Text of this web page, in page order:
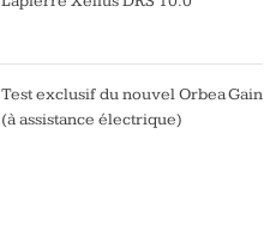
Test exclusif du nouvel Orbea Gain
(à assistance électrique)